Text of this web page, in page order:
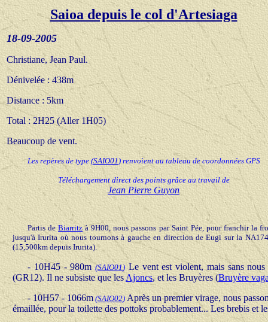
Saioa depuis le col d'Artesiaga
18-09-2005
Christiane, Jean Paul.
Dénivelée: 438m
Distance: 5km
Total : 2H25 (Aller 1H05)
Beaucoup de vent.
Les repères de type(SAIO01 ) renvoient au tableau de coordonnées GPS
Téléchargement direct des points grâce au travail de
Jean Pierre Guyon
Partis deBiarritzà 9H00, nous passons par Saint Pée, pour franchir la
jusqu'àIrurita où nous tournons à gauche en direction de Eugi sur la
(15,500km depuis Irurita).
- 10H45 - 980m(SAIO01) Le vent est violent, mais sans
(GR12). Il ne subsiste que les Ajoncs, et les Bruyères (Bruyère
- 10H57 - 1066m (SAIO02) Après un premier virage, nous
émaillée, pour la toilette des pottoks probablement... Les brebis et